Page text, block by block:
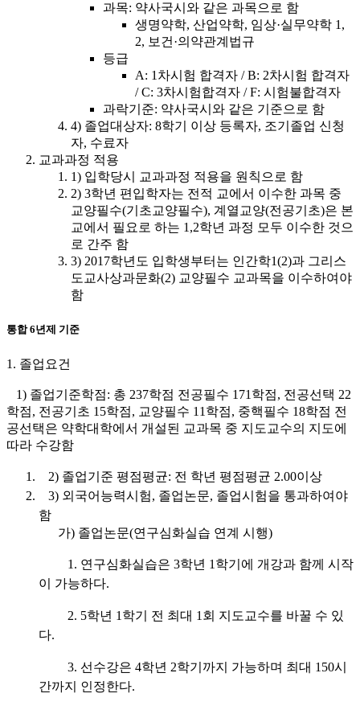
과목: 약사국시와 같은 과목으로 함
생명약학, 산업약학, 임상·실무약학 1,
2, 보건·의약관계법규
등급
A: 1차시험 합격자 / B: 2차시험 합격자
/ C: 3차시험합격자 / F: 시험불합격자
과락기준: 약사국시와 같은 기준으로 함
4) 졸업대상자: 8학기 이상 등록자, 조기졸업 신청
자, 수료자
교과과정 적용
1) 입학당시 교과과정 적용을 원칙으로 함
2) 3학년 편입학자는 전적 교에서 이수한 과목 중
교양필수(기초교양필수), 계열교양(전공기초)은 본
교에서 필요로 하는 1,2학년 과정 모두 이수한 것으
로 간주 함
3) 2017학년도 입학생부터는 인간학1(2)과 그리스
도교사상과문화(2) 교양필수 교과목을 이수하여야
함
통합 6년제 기준
1. 졸업요건
1) 졸업기준학점: 총 237학점 전공필수 171학점, 전공선택 22
학점, 전공기초 15학점, 교양필수 11학점, 중핵필수 18학점 전
공선택은 약학대학에서 개설된 교과목 중 지도교수의 지도에
따라 수강함
2) 졸업기준 평점평균: 전 학년 평점평균 2.00이상
3) 외국어능력시험, 졸업논문, 졸업시험을 통과하여야
함
가) 졸업논문(연구심화실습 연계 시행)
1. 연구심화실습은 3학년 1학기에 개강과 함께 시작
이 가능하다.
2. 5학년 1학기 전 최대 1회 지도교수를 바꿀 수 있
다.
3. 선수강은 4학년 2학기까지 가능하며 최대 150시
간까지 인정한다.